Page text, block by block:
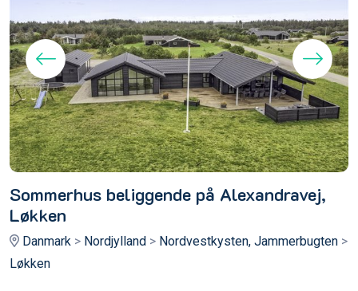
Sommerhus beliggende på Alexandravej,
Løkken
Danmark > Nordjylland > Nordvestkysten, Jammerbugten >
Løkken